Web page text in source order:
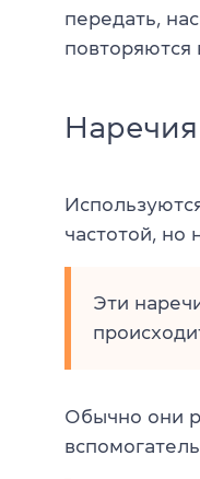
передать,
частотой, но
Эти
Обычно они